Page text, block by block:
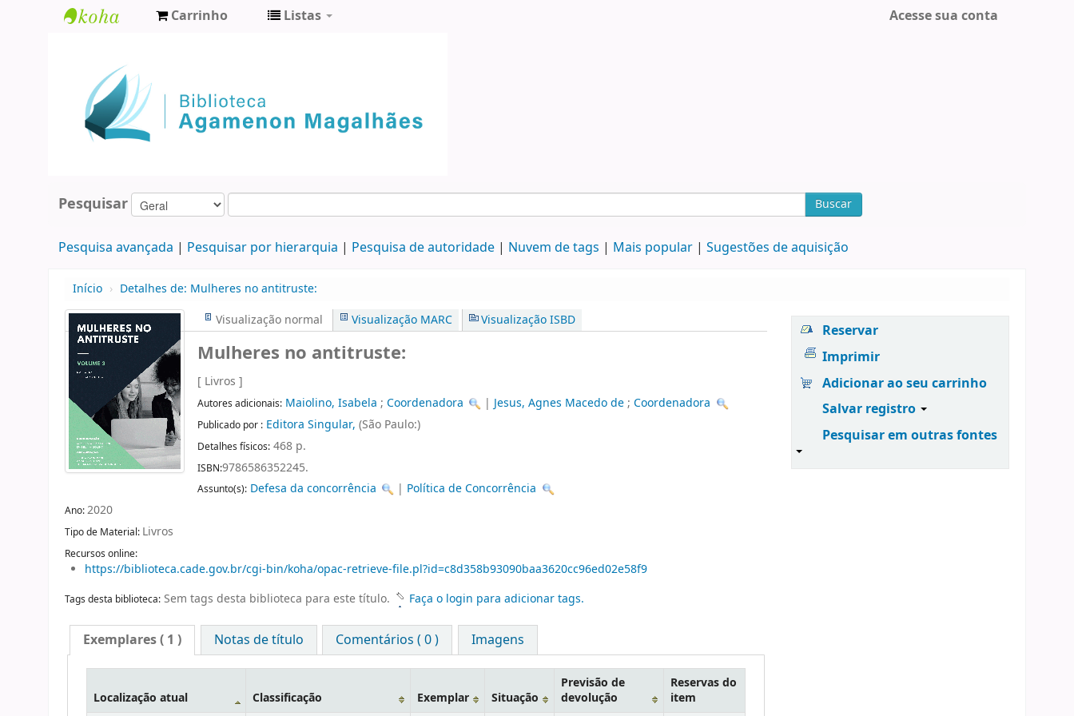
Agamenon
Magalhães
Carrinho Listas Acesse sua conta
Pesquisar Buscar
Pesquisa avançada Pesquisar por hierarquia Pesquisa de autoridade Nuvem de tags Mais popular Sugestões de aquisição
Início › Detalhes de: Mulheres no antitruste:
Visualização normal
Visualização MARC Visualização ISBD
Mulheres no antitruste:
[ Livros ]
Autores adicionais: Maiolino, Isabela ; Coordenadora |Jesus, Agnes Macedo de;Coordenadora
Publicado por : Editora Singular, (São Paulo:)
Detalhes físicos: 468 p.
ISBN:9786586352245.
Assunto(s): Defesa da concorrência | Política de Concorrência
Ano:2020
Tipo de Material: Livros
Recursos online:
https://biblioteca.cade.gov.br/cgi-bin/koha/opac-retrieve-file.pl?id=c8d358b93090baa3620cc96ed02e58f9
Tags desta biblioteca: Sem tags desta biblioteca para este título. Faça o login para adicionar tags.
Exemplares( 1 ) Notas de título Comentários ( 0 ) Imagens
Localização atual Classificação Exemplar Situação
Previsão de
devolução
Reservas do
item
Reservar
Imprimir
Adicionar ao seu carrinho
Salvar registro
Pesquisar em outras fontes